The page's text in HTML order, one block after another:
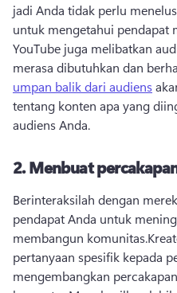
jadi Anda tidak perlu
untuk mengetahui pendapat
YouTube juga melibatkan
merasa dibutuhkan dan
umpan balik dari audiens
tentang konten apa yang
audiens Anda.
2.Menbuat
Berinteraksilah dengan
pendapat Anda untuk
membangun komunitas.
pertanyaan spesifik kepada
mengembangkan